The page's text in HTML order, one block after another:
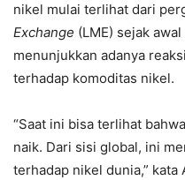
nikel mulai terlihat dari
Exchange (LME) sejak
menunjukkan adanya
terhadap komoditas nikel.
“Saat ini bisa terlihat
naik. Dari sisi global, ini
terhadap nikel dunia,” kata